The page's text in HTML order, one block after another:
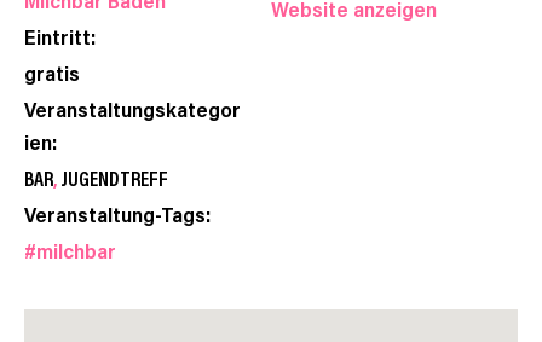
Eintritt:
gratis
Veranstaltungskategor
ien:
BAR,JUGENDTREFF
Veranstaltung-Tags:
#milchbar
Website anzeigen